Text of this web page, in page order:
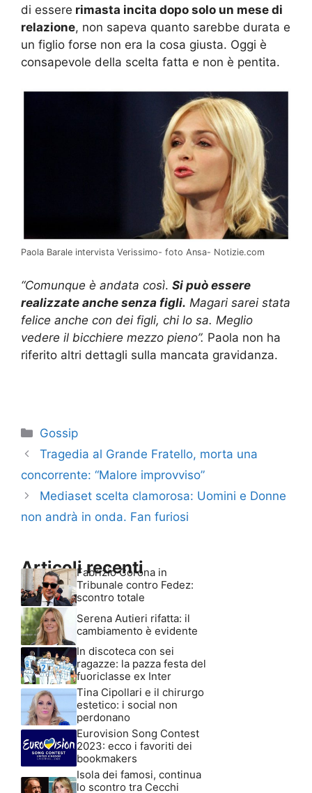
di essere rimasta incita dopo solo un mese di
relazione, non sapeva quanto sarebbe durata e
un figlio forse non era la cosa giusta. Oggi è
consapevole della scelta fatta e non è pentita.
Paola Barale intervista Verissimo- foto Ansa- Notizie.com
“Comunque è andata così. Si può essere
realizzate anche senza figli. Magari sarei stata
felice anche con dei figli, chi lo sa. Meglio
vedere il bicchiere mezzo pieno”. Paola non ha
riferito altri dettagli sulla mancata gravidanza.
Categorie
Gossip
Tragedia al Grande Fratello, morta una
concorrente: “Malore improvviso”
Mediaset scelta clamorosa: Uomini e Donne
non andrà in onda. Fan furiosi
Articoli recenti
Fabrizio Corona in
Tribunale contro Fedez:
scontro totale
Serena Autieri rifatta: il
cambiamento è evidente
In discoteca con sei
ragazze: la pazza festa del
fuoriclasse ex Inter
Tina Cipollari e il chirurgo
estetico: i social non
perdonano
Eurovision Song Contest
2023: ecco i favoriti dei
bookmakers
Isola dei famosi, continua
lo scontro tra Cecchi